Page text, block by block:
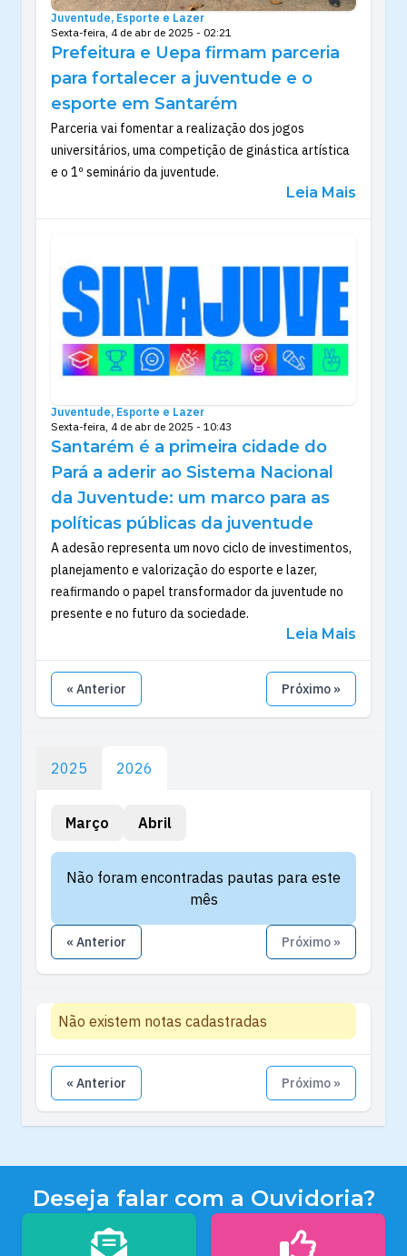
Juventude, Esporte e Lazer
Sexta-feira, 4 de abr de 2025 - 02:21
Prefeitura e Uepa firmam parceria
para fortalecer a juventude e o
esporte em Santarém
Parceria vai fomentar a realização dos jogos
universitários, uma competição de ginástica artística
e o 1º seminário da juventude.
Leia Mais
Juventude, Esporte e Lazer
Sexta-feira, 4 de abr de 2025 - 10:43
Santarém é a primeira cidade do
Pará a aderir ao Sistema Nacional
da Juventude: um marco para as
políticas públicas da juventude
A adesão representa um novo ciclo de investimentos,
planejamento e valorização do esporte e lazer,
reafirmando o papel transformador da juventude no
presente e no futuro da sociedade.
Leia Mais
« Anterior Próximo »
2025 2026
Março Abril
Não foram encontradas pautas para este
mês
« Anterior Próximo »
Não existem notas cadastradas
« Anterior Próximo »
Deseja falar com a Ouvidoria?